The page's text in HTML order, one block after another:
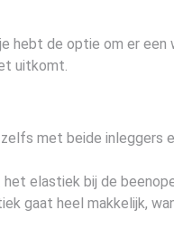
hebt de optie om er
uitkomt.
zelfs met beide
elastiek bij de
gaat heel makkelijk,